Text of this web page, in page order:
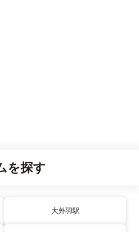
を探す
大外羽駅